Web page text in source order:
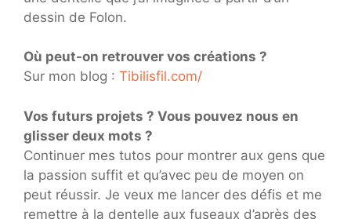
dessin de Folon.
Où peut-on retrouver vos créations ?
Sur mon blog : Tibilisfil.com/
Vos futurs projets ? Vous pouvez nous en
glisser deux mots ?
Continuer mes tutos pour montrer aux gens que
la passion suffit et qu’avec peu de moyen on
peut réussir. Je veux me lancer des défis et me
remettre à la dentelle aux fuseaux d’après des